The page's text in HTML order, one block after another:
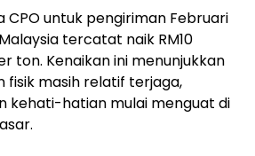
CPO untuk pengiriman Februari
tercatat naik RM10
ton. Kenaikan ini menunjukkan
fisik masih relatif terjaga,
kehati-hatian mulai menguat di